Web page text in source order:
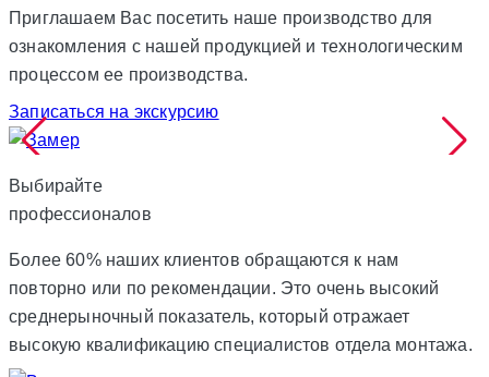
Приглашаем Вас посетить наше производство для
ознакомления с нашей продукцией и технологическим
процессом ее производства.
Записаться на экскурсию
Выбирайте
профессионалов
Более 60% наших клиентов обращаются к нам
повторно или по рекомендации. Это очень высокий
среднерыночный показатель, который отражает
высокую квалификацию специалистов отдела монтажа.